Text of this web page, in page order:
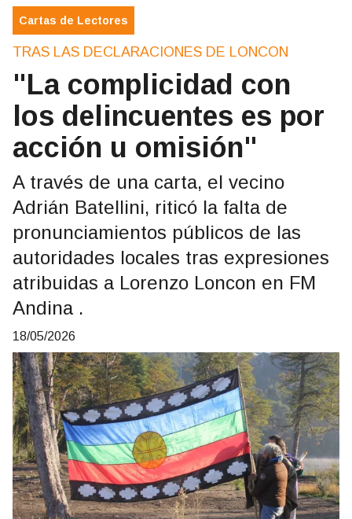
Cartas de Lectores
TRAS LAS DECLARACIONES DE LONCON
"La complicidad con
los delincuentes es por
acción u omisión"
A través de una carta, el vecino
Adrián Batellini, riticó la falta de
pronunciamientos públicos de las
autoridades locales tras expresiones
atribuidas a Lorenzo Loncon en FM
Andina .
18/05/2026